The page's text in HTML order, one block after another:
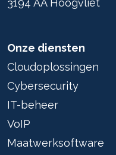
3194 AA Hoogvliet
Onze diensten
Cloudoplossingen
Cybersecurity
IT-beheer
VoIP
Maatwerksoftware